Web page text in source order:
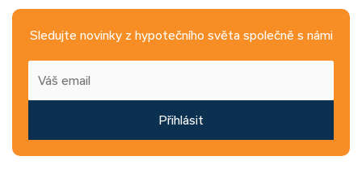
Sledujte novinky z hypotečního světa společně s námi
Přihlásit